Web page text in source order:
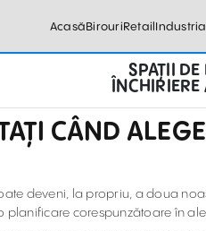
AcasăBirouriRetail
SPAȚII DE
CÂND
deveni, la propriu, a doua
planificare corespunzătoare în